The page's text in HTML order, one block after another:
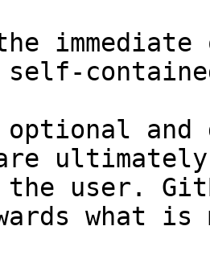
and
the user.
what